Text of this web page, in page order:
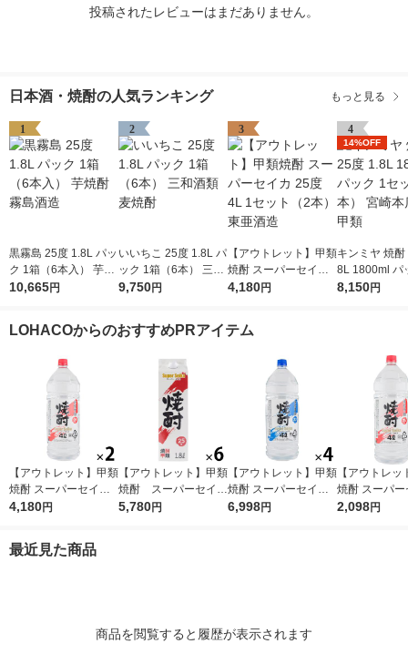
投稿されたレビューはまだありません。
日本酒・焼酎の人気ランキング もっと見る
1
黒霧島 25度 1.8L パッ
ク 1箱（6本入） 芋焼
酎 霧島酒造
10,665円
2
いいちこ 25度 1.8L パ
ック 1箱（6本） 三和
酒類 麦焼酎
9,750円
3
【アウトレット】甲類
焼酎 スーパーセイカ
25度 4L 1セット（2
4,180円
4
14%OFF
キンミヤ 焼
8L 1800ml パ
ット（6本） 宮崎本店
8,150円
LOHACOからのおすすめPRアイテム
【アウトレット】甲類
焼酎 スーパーセイカ
25度 4L 1セット（2
4,180円
【アウトレット】甲類
焼酎 スーパーセイカ
25度 1.8L 1800ml
5,780円
【アウトレット】甲類
焼酎 スーパーセイカ
20度 4L 1セット（1本
6,998円
【アウトレッ
焼酎 スーパー
25度 4L 1本
2,098円
最近見た商品
商品を閲覧すると履歴が表示されます